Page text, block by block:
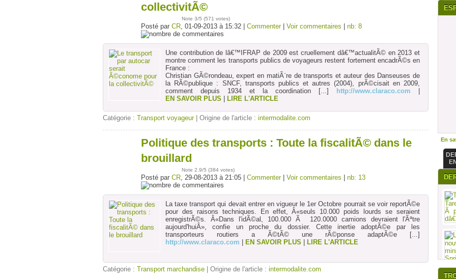
collectivitÃ©
Note 3/5 (571 votes)
Posté par CR, 01-09-2013 à 15:32 | Commenter| Voir commentaires nb: 8
Une contribution de lâ€™IFRAP de 2009 est cruellement dâ€™actualitÃ© en 2013 et
montre comment les transports publics de voyageurs restent fortement encadrÃ©s en
France :
Christian GÃ©rondeau, expert en matiÃ¨re de transports et auteur des Danseuses de
la RÃ©publique : SNCF, transports publics et autres (2004), prÃ©cisait en 2009,
comment depuis 1934 et la coordination [...] http://www.claraco.com
EN SAVOIR PLUS
LIRE L'ARTICLE
Catégorie : Transport voyageur| Origine de l'article : intermodalite.com
Politique des transports : Toute la fiscalitÃ© dans le
brouillard
Note 2.9/5 (384 votes)
Posté par CR, 29-08-2013 à 21:05 | Commenter| Voir commentaires nb: 13
La taxe transport qui devait entrer en vigueur le 1er Octobre pourrait se voir reportÃ©e
pour des raisons techniques. En effet, Â«seuls 10.000 poids lourds se seraient
enregistrÃ©s. Â«Dans l'idÃ©al, 100.000 Ã 120.0000 camions devraient l'Ãªtre
aujourd'huiÂ», confie un proche du dossier. Cette inertie adoptÃ©e par les
transporteurs routiers a Ã©tÃ© une rÃ©ponse adaptÃ©e
[...]
http://www.claraco.com
EN SAVOIR PLUS LIRE L'ARTICLE
Catégorie : Transport marchandise | Origine de l'article : intermodalite.com
En